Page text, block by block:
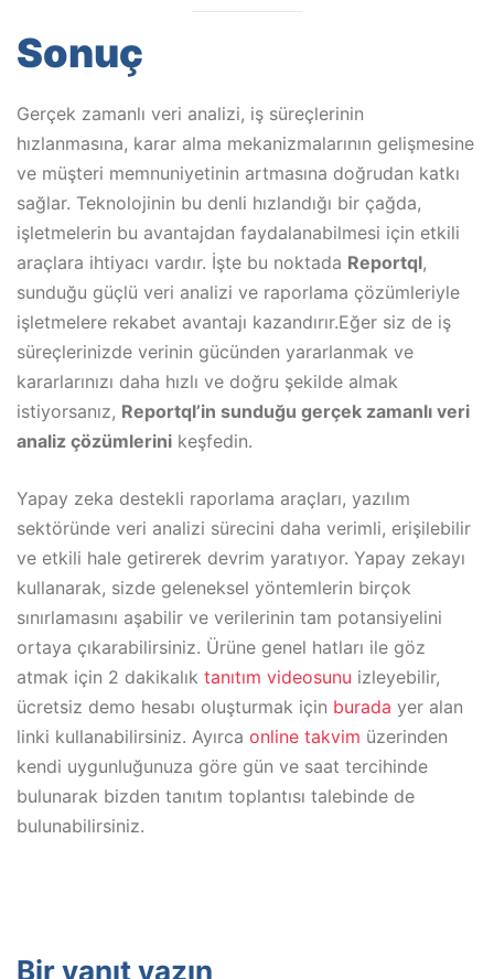
Sonuç
Gerçek zamanlı veri analizi, iş süreçlerinin
hızlanmasına, karar alma mekanizmalarının gelişmesine
ve müşteri memnuniyetinin artmasına doğrudan katkı
sağlar. Teknolojinin bu denli hızlandığı bir çağda,
işletmelerin bu avantajdan faydalanabilmesi için etkili
araçlara ihtiyacı vardır. İşte bu noktada Reportql,
sunduğu güçlü veri analizi ve raporlama çözümleriyle
işletmelere rekabet avantajı kazandırır.Eğer siz de iş
süreçlerinizde verinin gücünden yararlanmak ve
kararlarınızı daha hızlı ve doğru şekilde almak
istiyorsanız, Reportql’in sunduğu gerçek zamanlı veri
analiz çözümlerini keşfedin.
Yapay zeka destekli raporlama araçları, yazılım
sektöründe veri analizi sürecini daha verimli, erişilebilir
ve etkili hale getirerek devrim yaratıyor. Yapay zekayı
kullanarak, sizde geleneksel yöntemlerin birçok
sınırlamasını aşabilir ve verilerinin tam potansiyelini
ortaya çıkarabilirsiniz. Ürüne genel hatları ile göz
atmak için 2 dakikalık tanıtım videosunu izleyebilir,
ücretsiz demo hesabı oluşturmak için burada yer alan
linki kullanabilirsiniz. Ayırca online takvim üzerinden
kendi uygunluğunuza göre gün ve saat tercihinde
bulunarak bizden tanıtım toplantısı talebinde de
bulunabilirsiniz.
Bir yanıt yazın